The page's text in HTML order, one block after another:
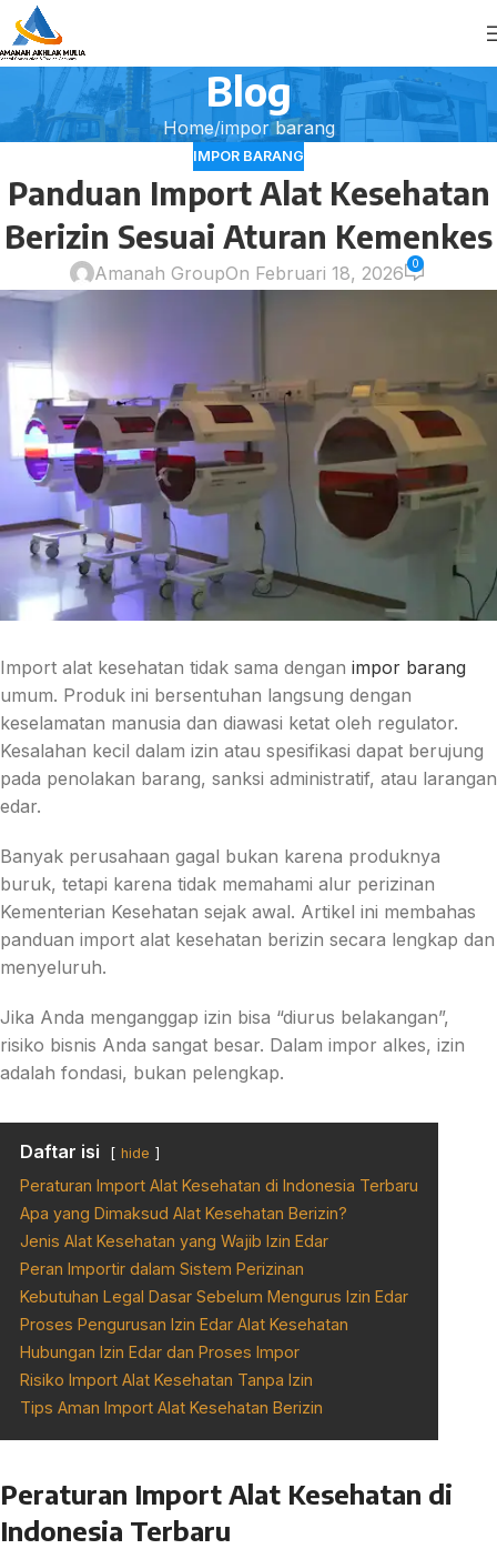
Blog
Home impor barang
IMPOR BARANG
Panduan Import Alat Kesehatan
Berizin Sesuai Aturan Kemenkes
Amanah GroupOn Februari 18, 2026 0
Import alat kesehatan tidak sama dengan impor barang
umum. Produk ini bersentuhan langsung dengan
keselamatan manusia dan diawasi ketat oleh regulator.
Kesalahan kecil dalam izin atau spesifikasi dapat berujung
pada penolakan barang, sanksi administratif, atau larangan
edar.
Banyak perusahaan gagal bukan karena produknya
buruk, tetapi karena tidak memahami alur perizinan
Kementerian Kesehatan sejak awal. Artikel ini membahas
panduan import alat kesehatan berizin secara lengkap dan
menyeluruh.
Jika Anda menganggap izin bisa “diurus belakangan”,
risiko bisnis Anda sangat besar. Dalam impor alkes, izin
adalah fondasi, bukan pelengkap.
Daftar isi hide
Peraturan Import Alat Kesehatan di Indonesia Terbaru
Apa yang Dimaksud Alat Kesehatan Berizin?
Jenis Alat Kesehatan yang Wajib Izin Edar
Peran Importir dalam Sistem Perizinan
Kebutuhan Legal Dasar Sebelum Mengurus Izin Edar
Proses Pengurusan Izin Edar Alat Kesehatan
Hubungan Izin Edar dan Proses Impor
Risiko Import Alat Kesehatan Tanpa Izin
Tips Aman Import Alat Kesehatan Berizin
Peraturan Import Alat Kesehatan di
Indonesia Terbaru